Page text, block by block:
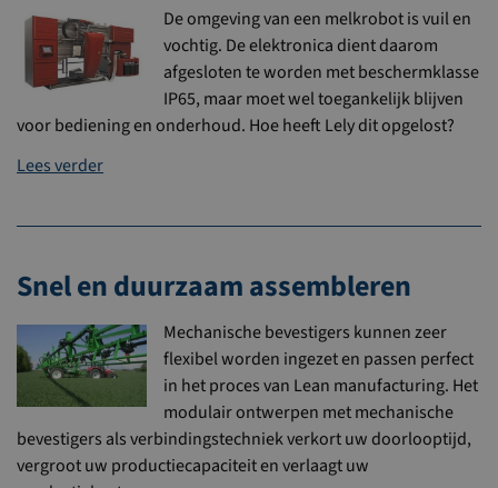
De omgeving van een melkrobot is vuil en
vochtig. De elektronica dient daarom
afgesloten te worden met beschermklasse
IP65, maar moet wel toegankelijk blijven
voor bediening en onderhoud. Hoe heeft Lely dit opgelost?
Lees verder
Snel en duurzaam assembleren
Mechanische bevestigers kunnen zeer
flexibel worden ingezet en passen perfect
in het proces van Lean manufacturing. Het
modulair ontwerpen met mechanische
bevestigers als verbindingstechniek verkort uw doorlooptijd,
vergroot uw productiecapaciteit en verlaagt uw